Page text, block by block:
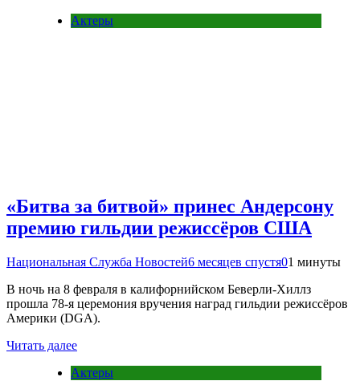
Актеры
«Битва за битвой» принес Андерсону
премию гильдии режиссёров США
Национальная Служба Новостей6 месяцев спустя01 минуты
В ночь на 8 февраля в калифорнийском Беверли-Хиллз
прошла 78-я церемония вручения наград гильдии режиссёров
Америки (DGA).
Читать далее
Актеры